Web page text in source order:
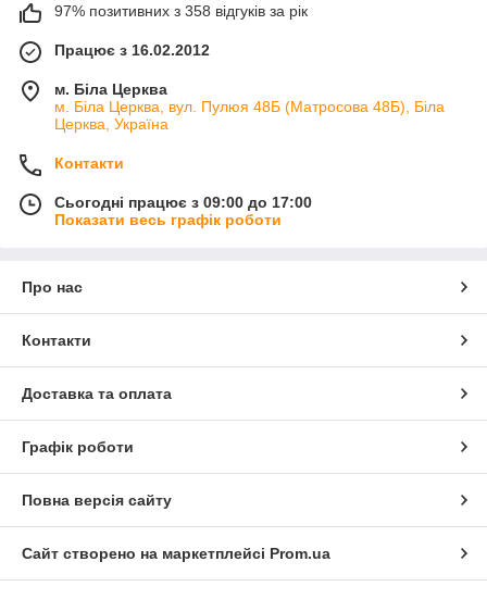
97% позитивних з 358 відгуків за рік
Працює з 16.02.2012
м. Біла Церква
м. Біла Церква, вул. Пулюя 48Б (Матросова 48Б), Біла
Церква, Україна
Контакти
Сьогодні працює з 09:00 до 17:00
Показати весь графік роботи
Про нас
Контакти
Доставка та оплата
Графік роботи
Повна версія сайту
Сайт створено на маркетплейсі Prom.ua